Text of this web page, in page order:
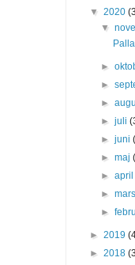
▼ 2020
▼
►
►
►
►juli
►juni
►maj
►
►
►
► 2019
► 2018